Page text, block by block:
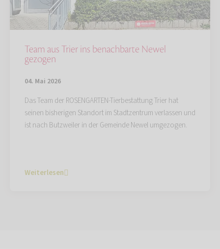
Team aus Trier ins benachbarte Newel
gezogen
04. Mai 2026
Das Team der ROSENGARTEN-Tierbestattung Trier hat
seinen bisherigen Standort im Stadtzentrum verlassen und
ist nach Butzweiler in der Gemeinde Newel umgezogen.
Weiterlesen